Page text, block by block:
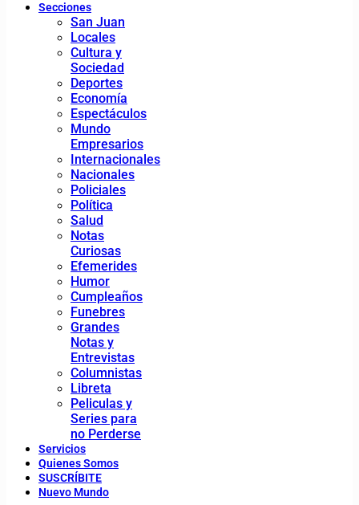
Secciones
San Juan
Locales
Cultura y
Sociedad
Deportes
Economía
Espectáculos
Mundo
Empresarios
Internacionales
Nacionales
Policiales
Política
Salud
Notas
Curiosas
Efemerides
Humor
Cumpleaños
Funebres
Grandes
Notas y
Entrevistas
Columnistas
Libreta
Peliculas y
Series para
no Perderse
Servicios
Quienes Somos
SUSCRÍBITE
Nuevo Mundo